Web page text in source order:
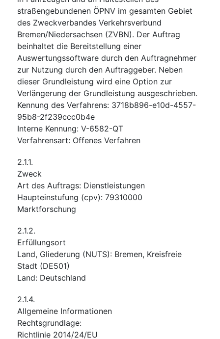
straßengebundenen ÖPNV im gesamten Gebiet
des Zweckverbandes Verkehrsverbund
Bremen/Niedersachsen (ZVBN). Der Auftrag
beinhaltet die Bereitstellung einer
Auswertungssoftware durch den Auftragnehmer
zur Nutzung durch den Auftraggeber. Neben
dieser Grundleistung wird eine Option zur
Verlängerung der Grundleistung ausgeschrieben.
Kennung des Verfahrens: 3718b896-e10d-4557-
95b8-2f239ccc0b4e
Interne Kennung: V-6582-QT
Verfahrensart: Offenes Verfahren
2.1.1.
Zweck
Art des Auftrags: Dienstleistungen
Haupteinstufung (cpv): 79310000
Marktforschung
2.1.2.
Erfüllungsort
Land, Gliederung (NUTS): Bremen, Kreisfreie
Stadt (DE501)
Land: Deutschland
2.1.4.
Allgemeine Informationen
Rechtsgrundlage:
Richtlinie 2014/24/EU